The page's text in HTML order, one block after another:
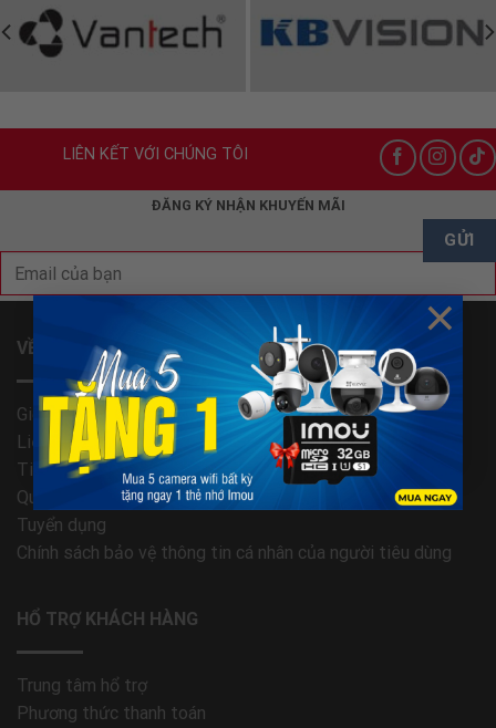
×
LIÊN KẾT VỚI CHÚNG TÔI
ĐĂNG KÝ NHẬN KHUYẾN MÃI
VỀ CHÚNG TÔI
Giới thiệu
Liên hệ
Tiêu chí bán hàng
Quy định bảo hành
Tuyển dụng
Chính sách bảo vệ thông tin cá nhân của người tiêu dùng
HỔ TRỢ KHÁCH HÀNG
Trung tâm hổ trợ
Phương thức thanh toán